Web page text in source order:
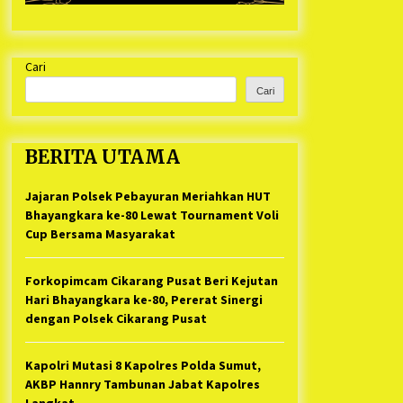
Cari
Cari
BERITA UTAMA
Jajaran Polsek Pebayuran Meriahkan HUT
Bhayangkara ke-80 Lewat Tournament Voli
Cup Bersama Masyarakat
Forkopimcam Cikarang Pusat Beri Kejutan
Hari Bhayangkara ke-80, Pererat Sinergi
dengan Polsek Cikarang Pusat
Kapolri Mutasi 8 Kapolres Polda Sumut,
AKBP Hannry Tambunan Jabat Kapolres